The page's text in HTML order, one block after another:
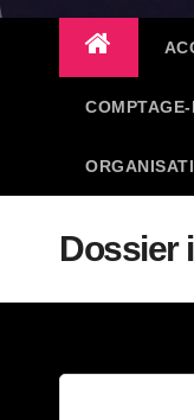
Dossier